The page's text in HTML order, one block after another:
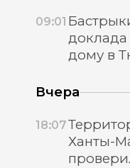
09:01
дому в
Вчера
18:07
Ханты-